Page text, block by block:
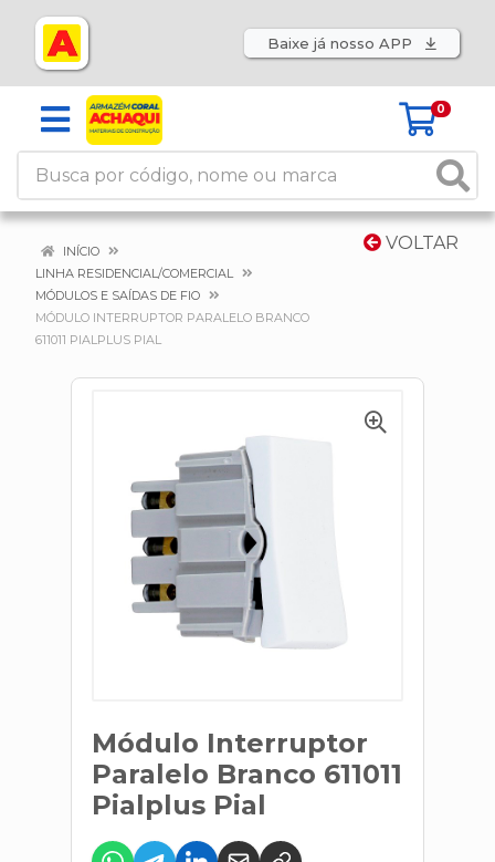
Baixe já nosso APP
0
VOLTAR
INÍCIO
LINHA RESIDENCIAL/COMERCIAL
MÓDULOS E SAÍDAS DE FIO
MÓDULO INTERRUPTOR PARALELO BRANCO
611011 PIALPLUS PIAL
Módulo Interruptor
Paralelo Branco 611011
Pialplus Pial